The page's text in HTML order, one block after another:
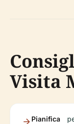
Visita
Pianifica